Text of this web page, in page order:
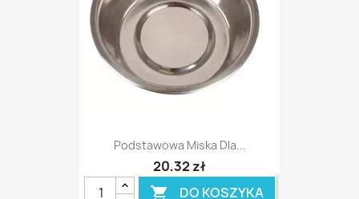
Podstawowa Miska Dla...
20,32 zł
 DO KOSZYKA